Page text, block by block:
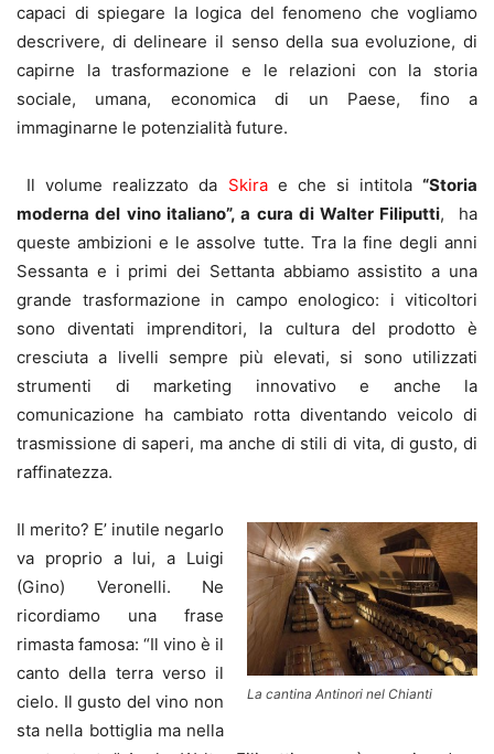
capaci di spiegare la logica del fenomeno che vogliamo
descrivere, di delineare il senso della sua evoluzione, di
capirne la trasformazione e le relazioni con la storia
sociale, umana, economica di un Paese, fino a
immaginarne le potenzialità future.
Il volume realizzato da Skira e che si intitola“Storia
moderna del vino italiano”, a cura di Walter Filiputti, ha
queste ambizioni e le assolve tutte. Tra la fine degli anni
Sessanta e i primi dei Settanta abbiamo assistito a una
grande trasformazione in campo enologico: i viticoltori
sono diventati imprenditori, la cultura del prodotto è
cresciuta a livelli sempre più elevati, si sono utilizzati
strumenti di marketing innovativo e anche la
comunicazione ha cambiato rotta diventando veicolo di
trasmissione di saperi, ma anche di stili di vita, di gusto, di
raffinatezza.
La cantina Antinori nel Chianti
Il merito? E’ inutile negarlo
va proprio a lui, a Luigi
(Gino) Veronelli. Ne
ricordiamo una frase
rimasta famosa: “Il vino è il
canto della terra verso il
cielo. Il gusto del vino non
sta nella bottiglia ma nella